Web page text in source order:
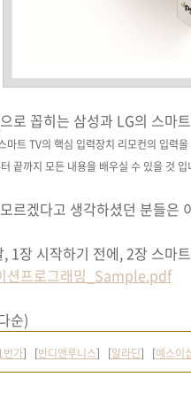
로 꼽히는 삼성과 LG의 스마
마트 TV의 핵심 입력장치 리모컨의 입력
끝까지 모든 내용을 배우실 수 있을 것 입
르겠다고 생각하셨던 분들은
1장 시작하기 전에, 2장 스마
션프로그래밍_Sample.pdf
순)
번가] [반디앤루니스] [알라딘] [예스이